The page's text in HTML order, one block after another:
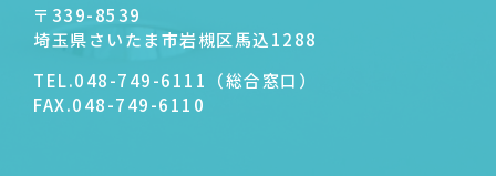
〒339-8539
埼玉県さいたま市岩槻区馬込1288
TEL.048-749-6111（総合窓口）
FAX.048-749-6110